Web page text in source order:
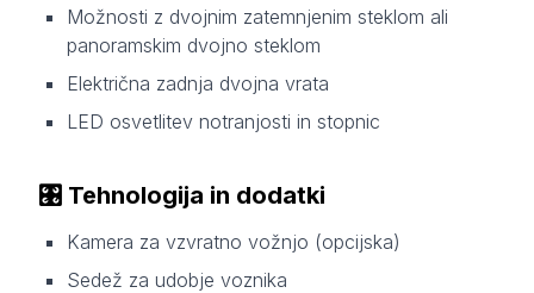
Možnosti z dvojnim zatemnjenim steklom ali
panoramskim dvojno steklom
Električna zadnja dvojna vrata
LED osvetlitev notranjosti in stopnic
🎛️ Tehnologija in dodatki
Kamera za vzvratno vožnjo (opcijska)
Sedež za udobje voznika